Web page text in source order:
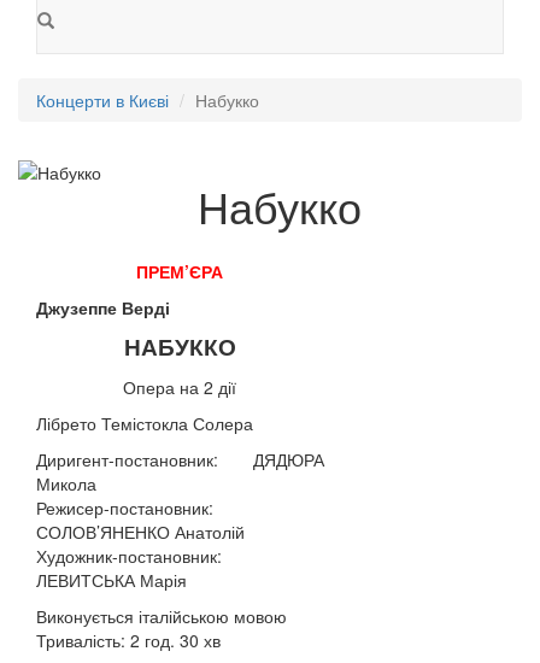
Концерти в Києві Набукко
Набукко
ПРЕМ’ЄРА
Джузеппе Верді
НАБУККО
Опера на 2 дії
Лібрето Темістокла Солера
Диригент-постановник: ДЯДЮРА
Микола
Режисер-постановник:
СОЛОВ’ЯНЕНКО Анатолій
Художник-постановник:
ЛЕВИТСЬКА Марія
Виконується італійською мовою
Тривалість: 2 год. 30 хв